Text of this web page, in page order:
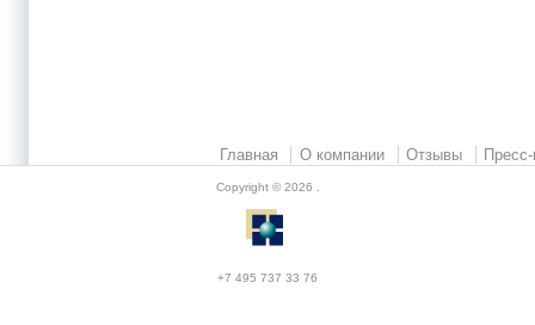
Главная О компании Отзывы
Copyright © 2026 .
+7 495 737 33 76